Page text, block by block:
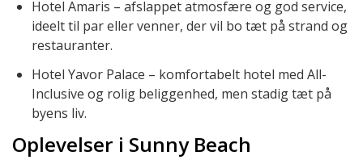
Hotel Amaris – afslappet atmosfære og god service,
ideelt til par eller venner, der vil bo tæt på strand og
restauranter.
Hotel Yavor Palace – komfortabelt hotel med All-
Inclusive og rolig beliggenhed, men stadig tæt på
byens liv.
Oplevelser i Sunny Beach